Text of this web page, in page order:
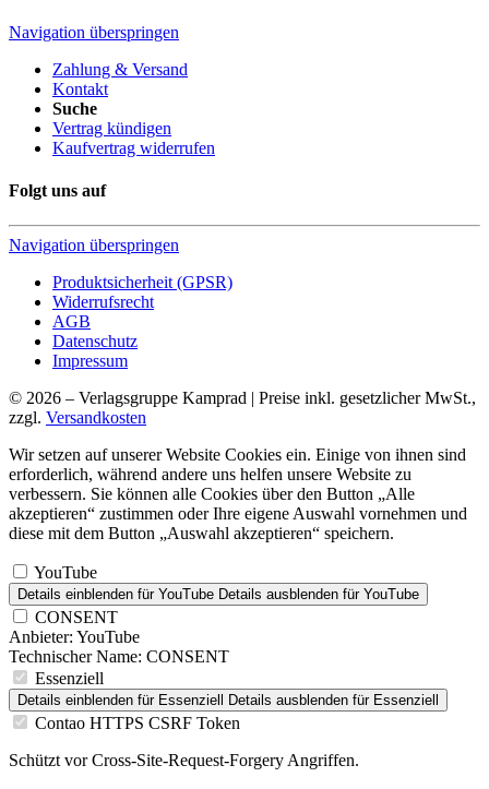
Navigation überspringen
Zahlung & Versand
Kontakt
Suche
Vertrag kündigen
Kaufvertrag widerrufen
Folgt uns auf
Navigation überspringen
Produktsicherheit (GPSR)
Widerrufsrecht
AGB
Datenschutz
Impressum
© 2026 – Verlagsgruppe Kamprad | Preise inkl. gesetzlicher MwSt.,
zzgl. Versandkosten
Wir setzen auf unserer Website Cookies ein. Einige von ihnen sind
erforderlich, während andere uns helfen unsere Website zu
verbessern. Sie können alle Cookies über den Button „Alle
akzeptieren“ zustimmen oder Ihre eigene Auswahl vornehmen und
diese mit dem Button „Auswahl akzeptieren“ speichern.
YouTube
Details einblenden für YouTube Details ausblenden für YouTube
CONSENT
Anbieter: YouTube
Technischer Name: CONSENT
Essenziell
Details einblenden für Essenziell Details ausblenden für Essenziell
Contao HTTPS CSRF Token
Schützt vor Cross-Site-Request-Forgery Angriffen.